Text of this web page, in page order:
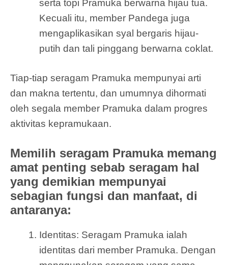
serta topi Pramuka berwarna hijau tua.
Kecuali itu, member Pandega juga
mengaplikasikan syal bergaris hijau-
putih dan tali pinggang berwarna coklat.
Tiap-tiap seragam Pramuka mempunyai arti
dan makna tertentu, dan umumnya dihormati
oleh segala member Pramuka dalam progres
aktivitas kepramukaan.
Memilih seragam Pramuka memang
amat penting sebab seragam hal
yang demikian mempunyai
sebagian fungsi dan manfaat, di
antaranya:
Identitas: Seragam Pramuka ialah
identitas dari member Pramuka. Dengan